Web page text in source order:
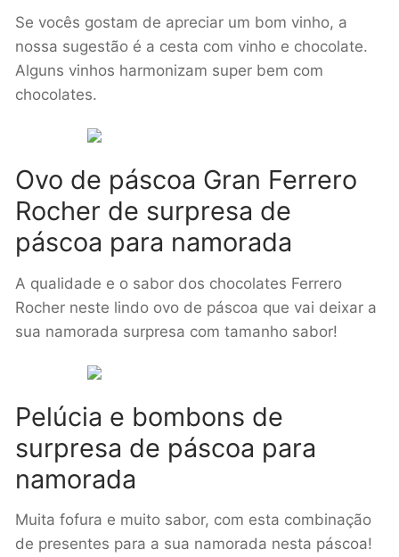
Se vocês gostam de apreciar um bom vinho, a
nossa sugestão é a cesta com vinho e chocolate.
Alguns vinhos harmonizam super bem com
chocolates.
Ovo de páscoa Gran Ferrero
Rocher de surpresa de
páscoa para namorada
A qualidade e o sabor dos chocolates Ferrero
Rocher neste lindo ovo de páscoa que vai deixar a
sua namorada surpresa com tamanho sabor!
Pelúcia e bombons de
surpresa de páscoa para
namorada
Muita fofura e muito sabor, com esta combinação
de presentes para a sua namorada nesta páscoa!